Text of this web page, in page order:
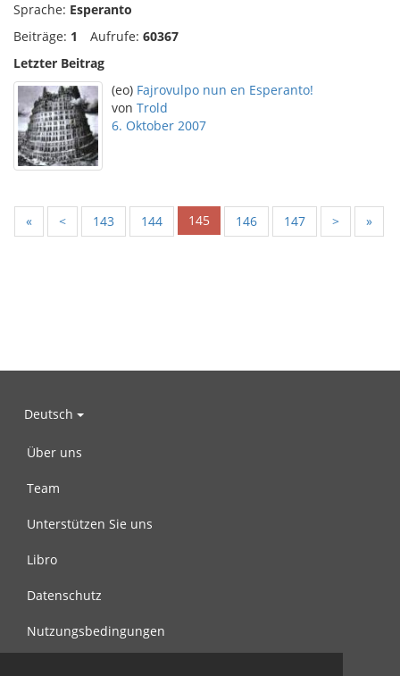
Sprache: Esperanto
Beiträge: 1 Aufrufe: 60367
Letzter Beitrag
(eo) Fajrovulpo nun en Esperanto!
von Trold
6. Oktober 2007
« < 143 144 145 146 147 > »
Deutsch
Über uns
Team
Unterstützen Sie uns
Libro
Datenschutz
Nutzungsbedingungen